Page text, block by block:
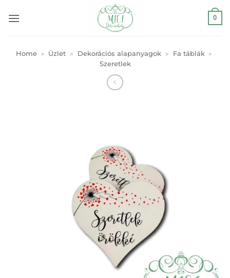
0
Home » Üzlet » Dekorációs alapanyagok » Fa táblák »
Szeretlek